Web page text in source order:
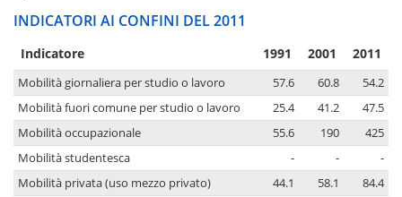
INDICATORI AI CONFINI DEL 2011
Indicatore 1991 2001 2011
Mobilità giornaliera per studio o lavoro 57.6 60.8
54.2
Mobilità fuori comune per studio o lavoro
25.4 41.2
47.5
Mobilità occupazionale
55.6 190
425
Mobilità studentesca
- -
-
Mobilità privata (uso mezzo privato)
44.1 58.1
84.4